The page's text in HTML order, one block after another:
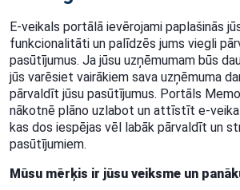
E-veikals portālā ievērojami paplašinās
funkcionalitāti un palīdzēs jums viegli
pasūtījumus. Ja jūsu uzņēmumam būs
jūs varēsiet vairākiem sava uzņēmuma
pārvaldīt jūsu pasūtījumus. Portāls
nākotnē plāno uzlabot un attīstīt e-
kas dos iespējas vēl labāk pārvaldīt un
pasūtījumiem.
Mūsu mērķis ir jūsu veiksme un